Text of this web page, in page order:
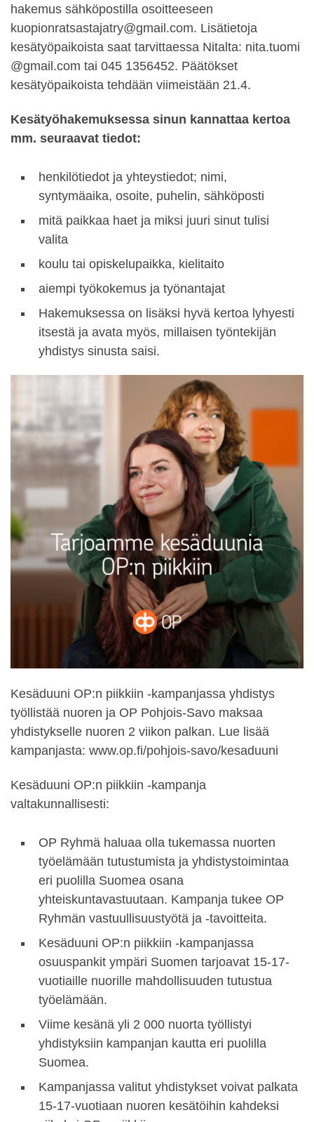
hakemus sähköpostilla osoitteeseen
kuopionratsastajatry@gmail.com. Lisätietoja
kesätyöpaikoista saat tarvittaessa Nitalta: nita.tuomi
@gmail.com tai 045 1356452. Päätökset
kesätyöpaikoista tehdään viimeistään 21.4.
Kesätyöhakemuksessa sinun kannattaa kertoa
mm. seuraavat tiedot:
henkilötiedot ja yhteystiedot; nimi,
syntymäaika, osoite, puhelin, sähköposti
mitä paikkaa haet ja miksi juuri sinut tulisi
valita
koulu tai opiskelupaikka, kielitaito
aiempi työkokemus ja työnantajat
Hakemuksessa on lisäksi hyvä kertoa lyhyesti
itsestä ja avata myös, millaisen työntekijän
yhdistys sinusta saisi.
Kesäduuni OP:n piikkiin -kampanjassa yhdistys
työllistää nuoren ja OP Pohjois-Savo maksaa
yhdistykselle nuoren 2 viikon palkan. Lue lisää
kampanjasta: www.op.fi/pohjois-savo/kesaduuni
Kesäduuni OP:n piikkiin -kampanja
valtakunnallisesti:
OP Ryhmä haluaa olla tukemassa nuorten
työelämään tutustumista ja yhdistystoimintaa
eri puolilla Suomea osana
yhteiskuntavastuutaan. Kampanja tukee OP
Ryhmän vastuullisuustyötä ja -tavoitteita.
Kesäduuni OP:n piikkiin -kampanjassa
osuuspankit ympäri Suomen tarjoavat 15-17-
vuotiaille nuorille mahdollisuuden tutustua
työelämään.
Viime kesänä yli 2 000 nuorta työllistyi
yhdistyksiin kampanjan kautta eri puolilla
Suomea.
Kampanjassa valitut yhdistykset voivat palkata
15-17-vuotiaan nuoren kesätöihin kahdeksi